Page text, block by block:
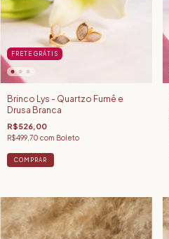
FRETE GRÁTIS
Brinco Lys - Quartzo Fumê e
Drusa Branca
R$526,00
R$499,70 com Boleto